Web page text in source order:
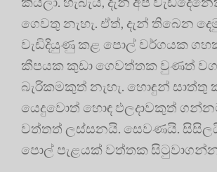
ගෙවතු නැහැ. ඒත්, දැන් තිබෙන
වැඩිදියුණු කළ පොල් වර්ගයක
කීපයක කුඩා ගෙවත්තක වුණත්
බැරිකමකුත් නැහැ. හොඳුන්
යෙදුවොත් හොඳ ඵලදාවකුත්
වත්තත් ලස්සනයි. සෙවණයි.
පොල් පැළයක් වත්තක